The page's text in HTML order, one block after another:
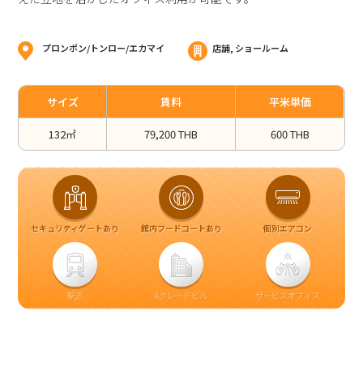
プロンポン/トンロー/エカマイ 店舗, ショールーム
サイズ 賃料 平米単価
132㎡ 79,200 THB 600 THB
セキュリティゲートあり 館内フードコートあり 個別エアコン
駅近 Aグレードビル サービスオフィス